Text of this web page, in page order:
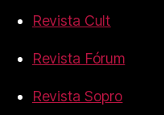
Revista Cult
Revista Fórum
Revista Sopro